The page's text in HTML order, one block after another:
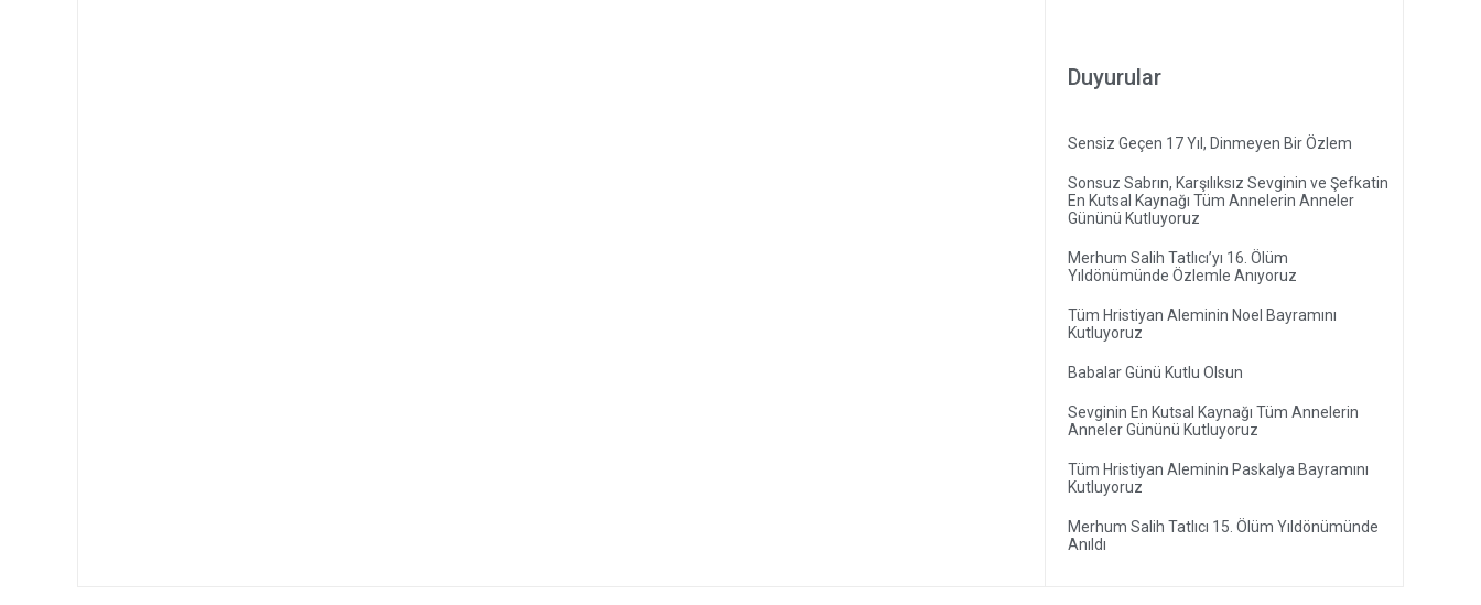
Duyurular
Sensiz Geçen 17 Yıl, Dinmeyen Bir Özlem
Sonsuz Sabrın, Karşılıksız Sevginin ve Şefkatin
En Kutsal Kaynağı Tüm Annelerin Anneler
Gününü Kutluyoruz
Merhum Salih Tatlıcı’yı 16. Ölüm
Yıldönümünde Özlemle Anıyoruz
Tüm Hristiyan Aleminin Noel Bayramını
Kutluyoruz
Babalar Günü Kutlu Olsun
Sevginin En Kutsal Kaynağı Tüm Annelerin
Anneler Gününü Kutluyoruz
Tüm Hristiyan Aleminin Paskalya Bayramını
Kutluyoruz
Merhum Salih Tatlıcı 15. Ölüm Yıldönümünde
Anıldı